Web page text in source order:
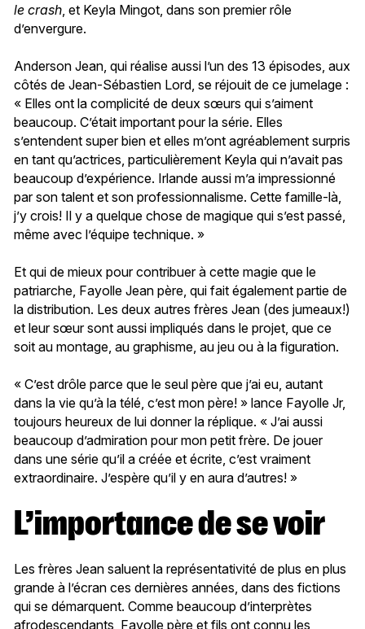
le crash , et Keyla Mingot, dans son premier rôle
d’envergure.
Anderson Jean, qui réalise aussi l’un des 13 épisodes, aux
côtés de Jean-Sébastien Lord, se réjouit de ce jumelage :
« Elles ont la complicité de deux sœurs qui s’aiment
beaucoup. C’était important pour la série. Elles
s’entendent super bien et elles m’ont agréablement surpris
en tant qu’actrices, particulièrement Keyla qui n’avait pas
beaucoup d’expérience. Irlande aussi m’a impressionné
par son talent et son professionnalisme. Cette famille-là,
j’y crois! Il y a quelque chose de magique qui s’est passé,
même avec l’équipe technique. »
Et qui de mieux pour contribuer à cette magie que le
patriarche, Fayolle Jean père, qui fait également partie de
la distribution. Les deux autres frères Jean (des jumeaux!)
et leur sœur sont aussi impliqués dans le projet, que ce
soit au montage, au graphisme, au jeu ou à la figuration.
« C’est drôle parce que le seul père que j’ai eu, autant
dans la vie qu’à la télé, c’est mon père! » lance Fayolle Jr,
toujours heureux de lui donner la réplique. « J’ai aussi
beaucoup d’admiration pour mon petit frère. De jouer
dans une série qu’il a créée et écrite, c’est vraiment
extraordinaire. J’espère qu’il y en aura d’autres! »
L’importance de se voir
Les frères Jean saluent la représentativité de plus en plus
grande à l’écran ces dernières années, dans des fictions
qui se démarquent. Comme beaucoup d’interprètes
afrodescendants, Fayolle père et fils ont connu les